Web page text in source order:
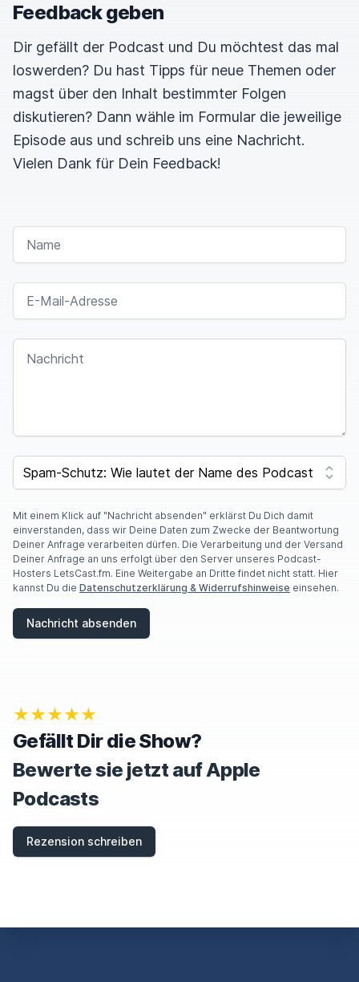
Feedback geben
Dir gefällt der Podcast und Du möchtest das mal
loswerden? Du hast Tipps für neue Themen oder
magst über den Inhalt bestimmter Folgen
diskutieren? Dann wähle im Formular die jeweilige
Episode aus und schreib uns eine Nachricht.
Vielen Dank für Dein Feedback!
NAME
E-MAIL-ADRESSE
NACHRICHT
F
O
A
R
E
A
H
U
R
E
T
H
I
S
F
E
SPAM CAPTCHA
Mit einem Klick auf "Nachricht absenden" erklärst Du Dich damit
einverstanden, dass wir Deine Daten zum Zwecke der Beantwortung
Deiner Anfrage verarbeiten dürfen. Die Verarbeitung und der Versand
Deiner Anfrage an uns erfolgt über den Server unseres Podcast-
Hosters LetsCast.fm. Eine Weitergabe an Dritte findet nicht statt. Hier
kannst Du die Datenschutzerklärung & Widerrufshinweise einsehen.
Nachricht absenden
★★★★★
Gefällt Dir die Show?
Bewerte sie jetzt auf Apple
Podcasts
Rezension schreiben